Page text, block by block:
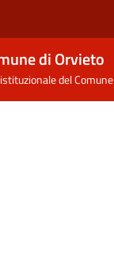
di Orvieto
del Comune